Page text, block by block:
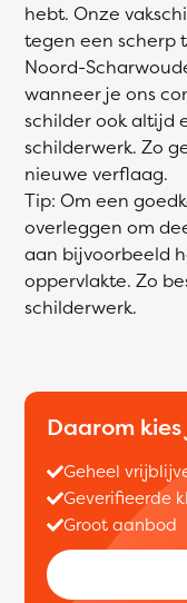
hebt. Onze
tegen een scherp
Noord-
wanneer je ons
schilder ook altijd
schilderwerk. Zo
nieuwe verflaag.
Tip: Om een
overleggen om
aan bijvoorbeeld
oppervlakte. Zo
schilderwerk.
Daarom
Geheel
Geverifieerde
Groot aanbod